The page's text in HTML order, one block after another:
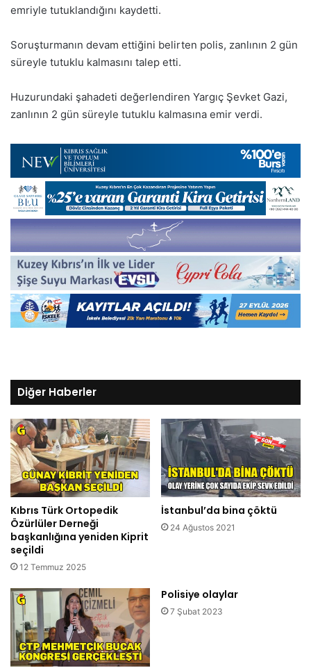
emriyle tutuklandığını kaydetti.
Soruşturmanın devam ettiğini belirten polis, zanlının 2 gün
süreyle tutuklu kalmasını talep etti.
Huzurundaki şahadeti değerlendiren Yargıç Şevket Gazi,
zanlının 2 gün süreyle tutuklu kalmasına emir verdi.
Diğer Haberler
Kıbrıs Türk Ortopedik
Özürlüler Derneği
başkanlığına yeniden Kiprit
seçildi
12 Temmuz 2025
İstanbul’da bina çöktü
24 Ağustos 2021
Polisiye olaylar
7 Şubat 2023